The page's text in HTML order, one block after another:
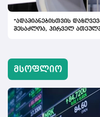
"ადამიანებისთვის
შესაძლოა, პირველ
მსოფლიო